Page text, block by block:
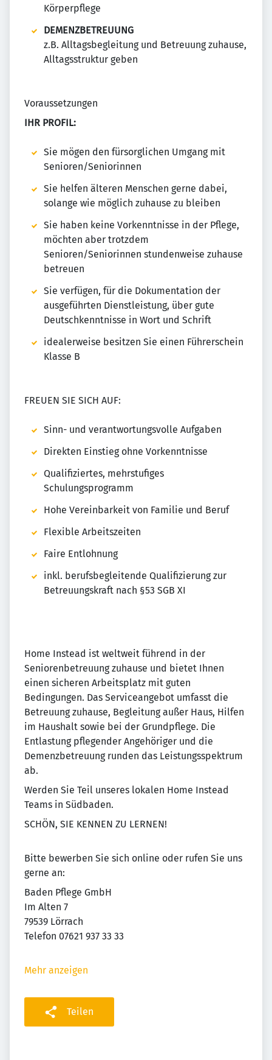
Körperpflege
DEMENZBETREUUNG
z.B. Alltagsbegleitung und Betreuung zuhause,
Alltagsstruktur geben
Voraussetzungen
IHR PROFIL:
Sie mögen den fürsorglichen Umgang mit
Senioren/Seniorinnen
Sie helfen älteren Menschen gerne dabei,
solange wie möglich zuhause zu bleiben
Sie haben keine Vorkenntnisse in der Pflege,
möchten aber trotzdem
Senioren/Seniorinnen stundenweise zuhause
betreuen
Sie verfügen, für die Dokumentation der
ausgeführten Dienstleistung, über gute
Deutschkenntnisse in Wort und Schrift
idealerweise besitzen Sie einen Führerschein
Klasse B
FREUEN SIE SICH AUF:
Sinn- und verantwortungsvolle Aufgaben
Direkten Einstieg ohne Vorkenntnisse
Qualifiziertes, mehrstufiges
Schulungsprogramm
Hohe Vereinbarkeit von Familie und Beruf
Flexible Arbeitszeiten
Faire Entlohnung
inkl. berufsbegleitende Qualifizierung zur
Betreuungskraft nach §53 SGB XI
Home Instead ist weltweit führend in der
Seniorenbetreuung zuhause und bietet Ihnen
einen sicheren Arbeitsplatz mit guten
Bedingungen. Das Serviceangebot umfasst die
Betreuung zuhause, Begleitung außer Haus, Hilfen
im Haushalt sowie bei der Grundpflege. Die
Entlastung pflegender Angehöriger und die
Demenzbetreuung runden das Leistungsspektrum
ab.
Werden Sie Teil unseres lokalen Home Instead
Teams in Südbaden.
SCHÖN, SIE KENNEN ZU LERNEN!
Bitte bewerben Sie sich online oder rufen Sie uns
gerne an:
Baden Pflege GmbH
Im Alten 7
79539 Lörrach
Telefon 07621 937 33 33
Mehr anzeigen
Teilen